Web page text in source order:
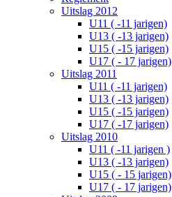
Uitslag 2012
U11 ( -11 jarigen)
U13 ( -13 jarigen)
U15 ( -15 jarigen)
U17 ( - 17 jarigen)
Uitslag 2011
U11 ( -11 jarigen)
U13 ( -13 jarigen)
U15 ( -15 jarigen)
U17 ( -17 jarigen)
Uitslag 2010
U11 ( -11 jarigen )
U13 ( -13 jarigen)
U15 ( - 15 jarigen)
U17 ( - 17 jarigen)